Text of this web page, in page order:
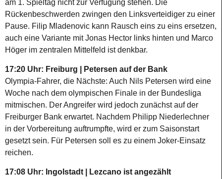
am 1. Spieltag nicht zur Verfügung stehen. Die
Rückenbeschwerden zwingen den Linksverteidiger zu einer
Pause. Filip Mladenovic kann Rausch eins zu eins ersetzen,
auch eine Variante mit Jonas Hector links hinten und Marco
Höger im zentralen Mittelfeld ist denkbar.
17:20 Uhr: Freiburg | Petersen auf der Bank
Olympia-Fahrer, die Nächste: Auch Nils Petersen wird eine
Woche nach dem olympischen Finale in der Bundesliga
mitmischen. Der Angreifer wird jedoch zunächst auf der
Freiburger Bank erwartet. Nachdem Philipp Niederlechner
in der Vorbereitung auftrumpfte, wird er zum Saisonstart
gesetzt sein. Für Petersen soll es zu einem Joker-Einsatz
reichen.
17:08 Uhr: Ingolstadt | Lezcano ist angezählt